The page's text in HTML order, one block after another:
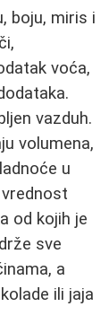
boju, miris i
voća,
vazduh.
volumena,
u
od kojih je
sve
a
ili jaja